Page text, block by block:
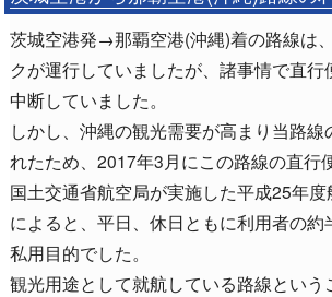
茨城空港発→那覇空港(沖縄)着の路線は
クが運行していましたが、諸事情で直
中断していました。
しかし、沖縄の観光需要が高まり当路線
れたため、2017年3月にこの路線の直行
国土交通省航空局が実施した平成25年
によると、平日、休日ともに利用者の約
私用目的でした。
観光用途として就航している路線という